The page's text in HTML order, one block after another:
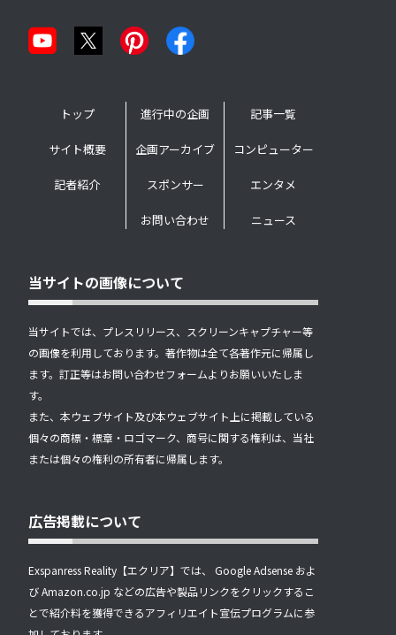
トップ
サイト概要
記者紹介
進行中の企画
企画アーカイブ
スポンサー
お問い合わせ
記事一覧
コンピューター
エンタメ
ニュース
当サイトの画像について
当サイトでは、プレスリリース、スクリーンキャプチャー等
の画像を利用しております。著作物は全て各著作元に帰属し
ます。訂正等はお問い合わせフォームよりお願いいたしま
す。
また、本ウェブサイト及び本ウェブサイト上に掲載している
個々の商標・標章・ロゴマーク、商号に関する権利は、当社
または個々の権利の所有者に帰属します。
広告掲載について
Exspanress Reality【エクリア】では、 Google Adsense およ
び Amazon.co.jp などの広告や製品リンクをクリックするこ
とで紹介料を獲得できるアフィリエイト宣伝プログラムに参